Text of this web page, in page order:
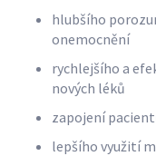
hlubšího
onemocnění
rychlejšího a
nových léků
zapojení
lepšího využití